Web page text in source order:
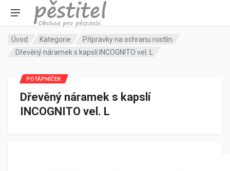
Úvod Kategorie
Přípravky na ochranu rostlin
Dřevěný náramek s kapslí INCOGNITO vel. L
Dřevěný náramek s kapslí
INCOGNITO vel. L
POTÁPNÍČEK